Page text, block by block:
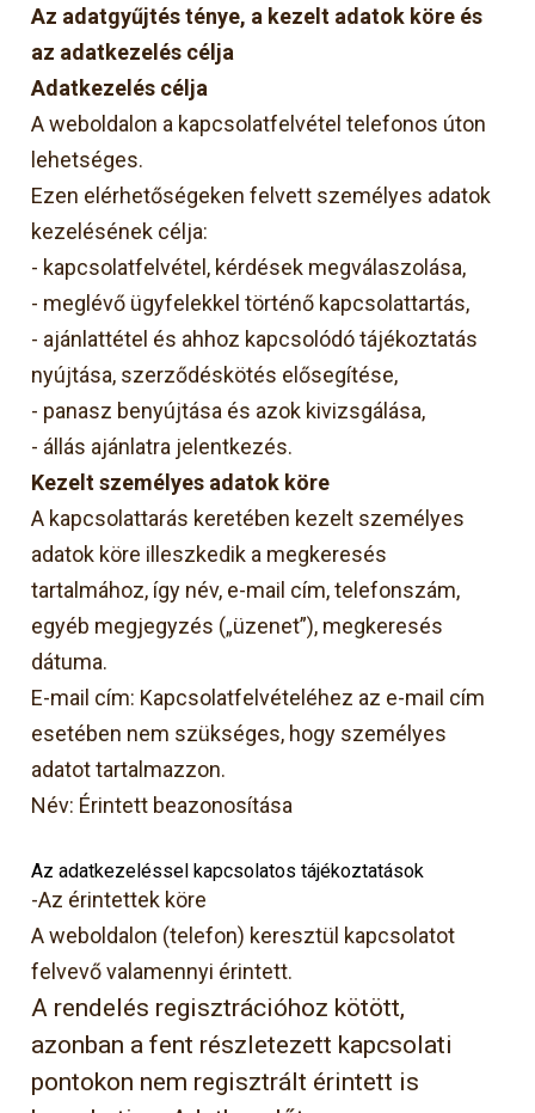
Az adatgyűjtés ténye, a kezelt adatok köre és
az adatkezelés célja
Adatkezelés célja
A weboldalon a kapcsolatfelvétel telefonos úton
lehetséges.
Ezen elérhetőségeken felvett személyes adatok
kezelésének célja:
- kapcsolatfelvétel, kérdések megválaszolása,
- meglévő ügyfelekkel történő kapcsolattartás,
- ajánlattétel és ahhoz kapcsolódó tájékoztatás
nyújtása, szerződéskötés elősegítése,
- panasz benyújtása és azok kivizsgálása,
- állás ajánlatra jelentkezés.
Kezelt személyes adatok köre
A kapcsolattarás keretében kezelt személyes
adatok köre illeszkedik a megkeresés
tartalmához, így név, e-mail cím, telefonszám,
egyéb megjegyzés („üzenet”), megkeresés
dátuma.
E-mail cím: Kapcsolatfelvételéhez az e-mail cím
esetében nem szükséges, hogy személyes
adatot tartalmazzon.
Név: Érintett beazonosítása
Az adatkezeléssel kapcsolatos tájékoztatások
-Az érintettek köre
A weboldalon (telefon) keresztül kapcsolatot
felvevő valamennyi érintett.
A rendelés regisztrációhoz kötött,
azonban a fent részletezett kapcsolati
pontokon nem regisztrált érintett is